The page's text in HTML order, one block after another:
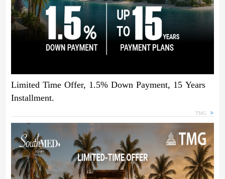
Limited Time Offer, 1.5% Down Payment, 15 Years
Installment.
TMG